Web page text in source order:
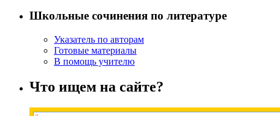
Школьные сочинения по литературе
Указатель по авторам
Готовые материалы
В помощь учителю
Что ищем на сайте?